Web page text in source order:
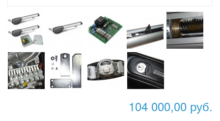
104 000,00 руб.